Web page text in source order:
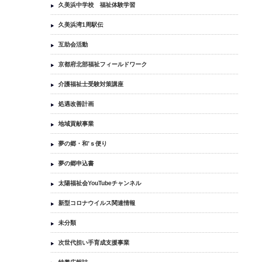
久美浜中学校 福祉体験学習
久美浜湾1周駅伝
互助会活動
京都府北部福祉フィールドワーク
介護福祉士受験対策講座
処遇改善計画
地域貢献事業
夢の郷・和’ｓ便り
夢の郷申込書
太陽福祉会YouTubeチャンネル
新型コロナウイルス関連情報
未分類
次世代担い手育成支援事業